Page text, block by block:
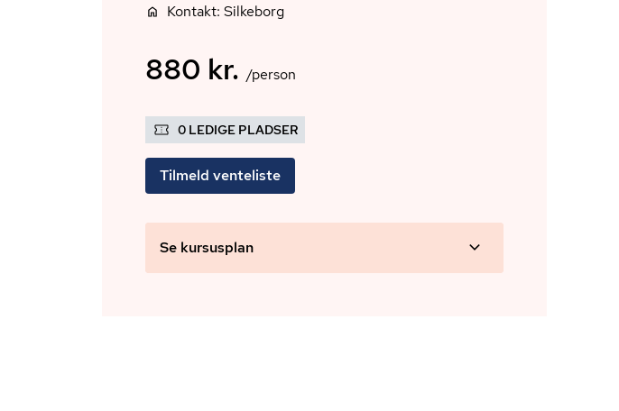
Kontakt: Silkeborg
880 kr. /person
0 LEDIGE PLADSER
Tilmeld venteliste
Se kursusplan